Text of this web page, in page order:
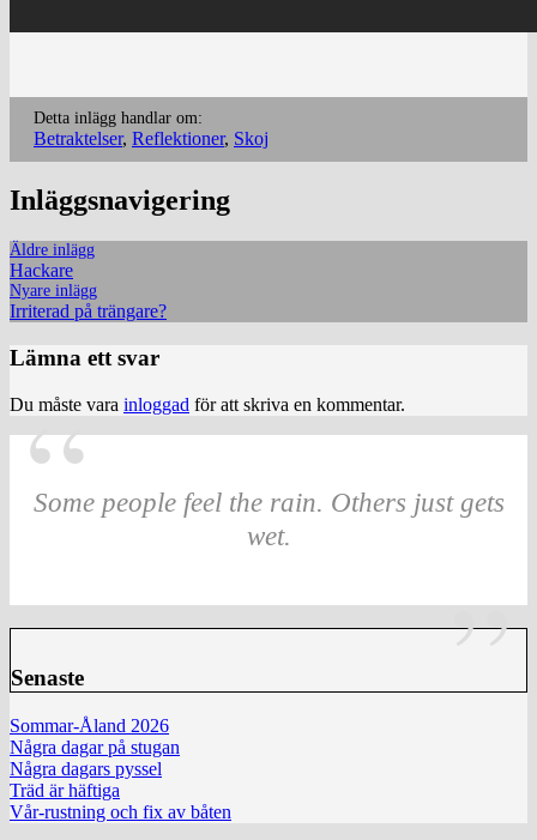
Detta inlägg handlar om:
Betraktelser, Reflektioner, Skoj
Inläggsnavigering
Äldre inlägg
Hackare
Nyare inlägg
Irriterad på trängare?
Lämna ett svar
Du måste vara inloggad för att skriva en kommentar.
Some people feel the rain. Others just gets
wet.
Senaste
Sommar-Åland 2026
Några dagar på stugan
Några dagars pyssel
Träd är häftiga
Vår-rustning och fix av båten